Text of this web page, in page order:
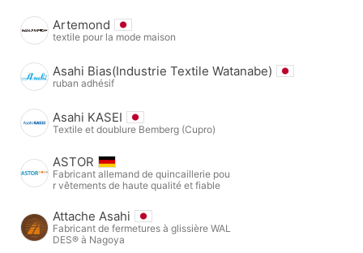
Artemond
textile pour la mode maison
Asahi Bias(Industrie Textile Watanabe)
ruban adhésif
Asahi KASEI
Textile et doublure Bemberg (Cupro)
ASTOR
Fabricant allemand de quincaillerie pou
r vêtements de haute qualité et fiable
Attache Asahi
Fabricant de fermetures à glissière WAL
DES® à Nagoya